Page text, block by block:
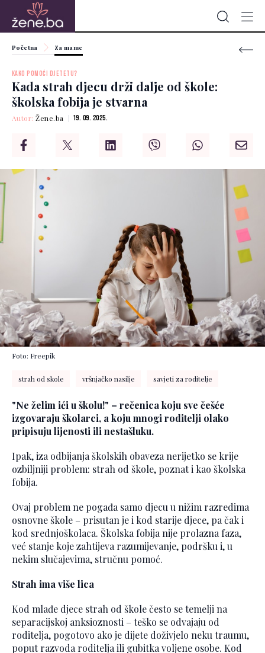
Početna Za mame
KAKO POMOĆI DJETETU?
Kada strah djecu drži dalje od škole:
školska fobija je stvarna
Autor:Žene.ba 19. 09. 2025.
Foto: Freepik
strah od skole vršnjačko nasilje savjeti za roditelje
"Ne želim ići u školu!" – rečenica koju sve češće
izgovaraju školarci, a koju mnogi roditelji olako
pripisuju lijenosti ili nestašluku.
Ipak, iza odbijanja školskih obaveza nerijetko se krije
ozbiljniji problem: strah od škole, poznat i kao školska
fobija.
Ovaj problem ne pogađa samo djecu u nižim razredima
osnovne škole – prisutan je i kod starije djece, pa čak i
kod srednjoškolaca. Školska fobija nije prolazna faza,
već stanje koje zahtijeva razumijevanje, podršku i, u
nekim slučajevima, stručnu pomoć.
Strah ima više lica
Kod mlađe djece strah od škole često se temelji na
separacijskoj anksioznosti – teško se odvajaju od
roditelja, pogotovo ako je dijete doživjelo neku traumu,
poput razvoda roditelja ili gubitka voljene osobe. Kod